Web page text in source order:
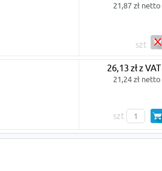
21,87 zł netto
szt
26,13 zł z VAT
21,24 zł netto
szt